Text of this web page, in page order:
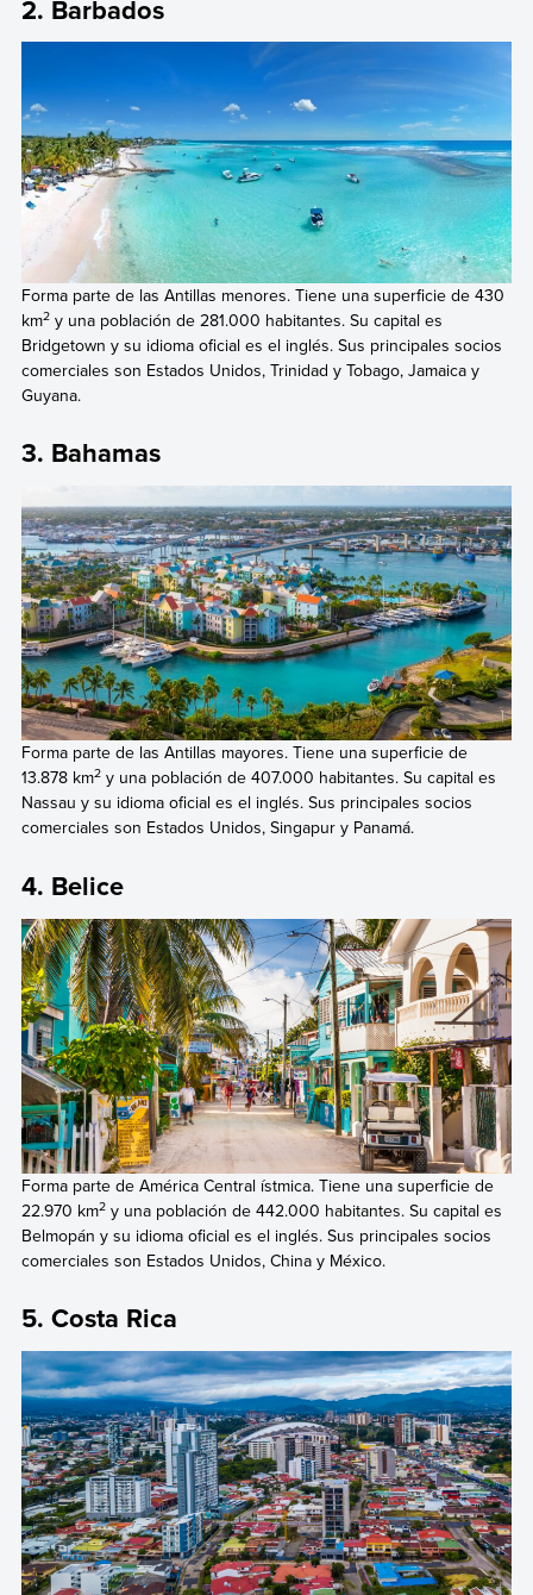
2. Barbados
Forma parte de las Antillas menores. Tiene una superficie de 430
km2y una población de 281.000 habitantes. Su capital es
Bridgetown y su idioma oficial es el inglés. Sus principales socios
comerciales son Estados Unidos, Trinidad y Tobago, Jamaica y
Guyana.
3. Bahamas
Forma parte de las Antillas mayores. Tiene una superficie de
13.878 km2y una población de 407.000 habitantes. Su capital es
Nassau y su idioma oficial es el inglés. Sus principales socios
comerciales son Estados Unidos, Singapur y Panamá.
4. Belice
Forma parte de América Central ístmica. Tiene una superficie de
22.970 km2y una población de 442.000 habitantes. Su capital es
Belmopán y su idioma oficial es el inglés. Sus principales socios
comerciales son Estados Unidos, China y México.
5. Costa Rica